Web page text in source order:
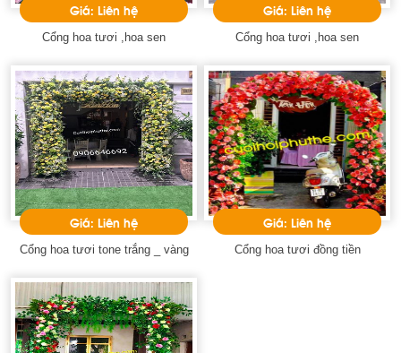
Giá: Liên hệ
Cổng hoa tươi ,hoa sen
Giá: Liên hệ
Cổng hoa tươi ,hoa sen
Giá: Liên hệ
Cổng hoa tươi tone trắng _ vàng
Giá: Liên hệ
Cổng hoa tươi đồng tiền